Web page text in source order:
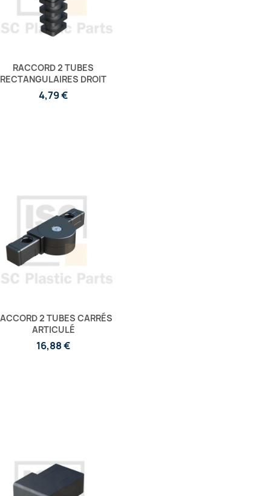
RACCORD 2 TUBES
RECTANGULAIRES DROIT
4,79 €
2 TUBES CARRÉS
ARTICULÉ
16,88 €